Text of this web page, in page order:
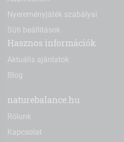
Nyereményjáték szabályai
Süti beállítások
Hasznos információk
Aktuális ajánlatok
Blog
naturebalance.hu
Rólunk
Kapcsolat